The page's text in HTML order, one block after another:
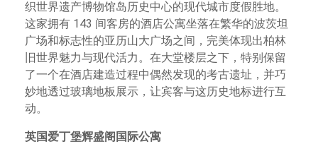
织世界遗产博物馆岛历史中心的现代城市度假胜地。
这家拥有 143 间客房的酒店公寓坐落在繁华的波茨坦
广场和标志性的亚历山大广场之间，完美体现出柏林
旧世界魅力与现代活力。在大堂楼层之下，特别保留
了一个在酒店建造过程中偶然发现的考古遗址，并巧
妙地透过玻璃地板展示，让宾客与这历史地标进行互
动。
英国爱丁堡辉盛阁国际公寓